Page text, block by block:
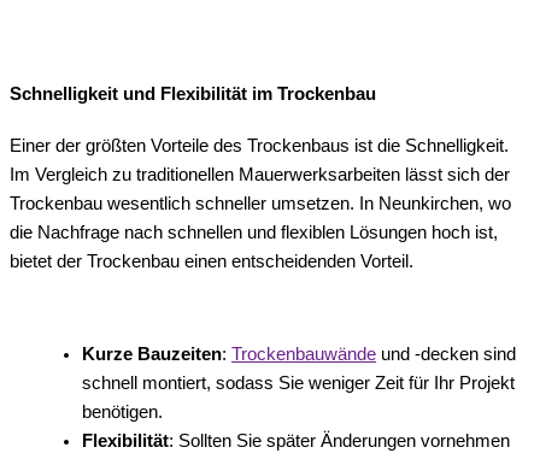
Schnelligkeit und Flexibilität im Trockenbau
Einer der größten Vorteile des Trockenbaus ist die Schnelligkeit.
Im Vergleich zu traditionellen Mauerwerksarbeiten lässt sich der
Trockenbau wesentlich schneller umsetzen. In Neunkirchen, wo
die Nachfrage nach schnellen und flexiblen Lösungen hoch ist,
bietet der Trockenbau einen entscheidenden Vorteil.
Kurze Bauzeiten: Trockenbauwände und -decken sind
schnell montiert, sodass Sie weniger Zeit für Ihr Projekt
benötigen.
Flexibilität: Sollten Sie später Änderungen vornehmen